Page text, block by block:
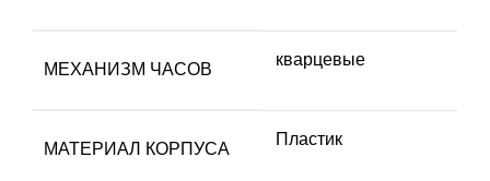
МЕХАНИЗМ ЧАСОВ
кварцевые
МАТЕРИАЛ КОРПУСА
Пластик